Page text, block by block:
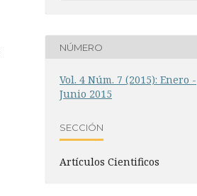
NÚMERO
Vol. 4 Núm. 7 (2015): Enero -
Junio 2015
SECCIÓN
Artículos Cientificos